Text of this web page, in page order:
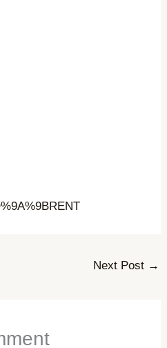
Next Post →